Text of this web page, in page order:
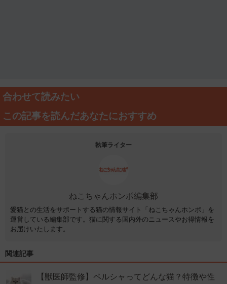
合わせて読みたい
この記事を読んだあなたにおすすめ
執筆ライター
ねこちゃんホンポ編集部
愛猫との生活をサポートする猫の情報サイト「ねこちゃんホンポ」を
運営している編集部です。猫に関する国内外のニュースやお得情報を
お届けいたします。
関連記事
【獣医師監修】ペルシャってどんな猫？特徴や性